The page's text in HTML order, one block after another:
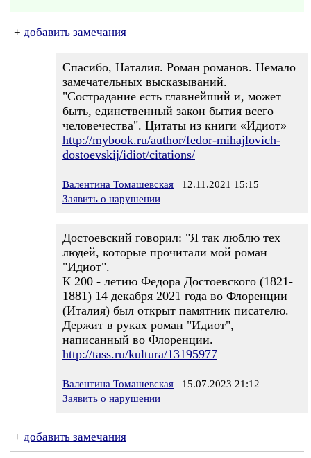
+ добавить замечания
Спасибо, Наталия. Роман романов. Немало
замечательных высказываний.
"Сострадание есть главнейший и, может
быть, единственный закон бытия всего
человечества". Цитаты из книги «Идиот»
http://mybook.ru/author/fedor-mihajlovich-
dostoevskij/idiot/citations/
Валентина Томашевская 12.11.2021 15:15
Заявить о нарушении
Достоевский говорил: "Я так люблю тех
людей, которые прочитали мой роман
"Идиот".
К 200 - летию Федора Достоевского (1821-
1881) 14 декабря 2021 года во Флоренции
(Италия) был открыт памятник писателю.
Держит в руках роман "Идиот",
написанный во Флоренции.
http://tass.ru/kultura/13195977
Валентина Томашевская 15.07.2023 21:12
Заявить о нарушении
+ добавить замечания